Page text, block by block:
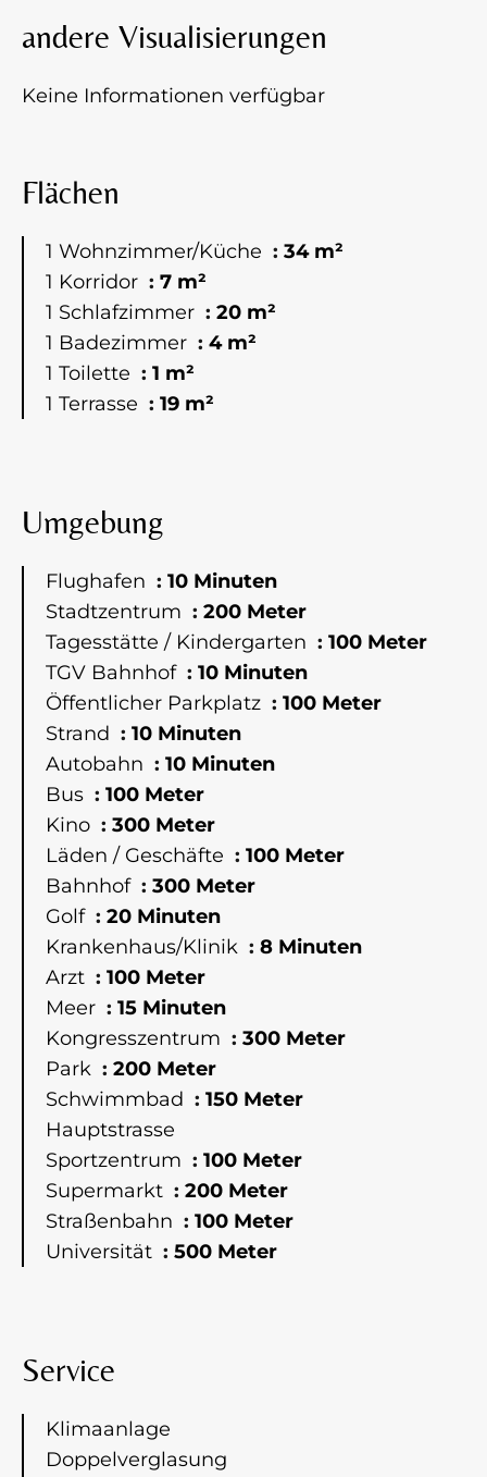
andere Visualisierungen
Keine Informationen verfügbar
Flächen
1 Wohnzimmer/Küche
34 m²
1 Korridor
7 m²
1 Schlafzimmer
20 m²
1 Badezimmer
4 m²
1 Toilette
1 m²
1 Terrasse
19 m²
Umgebung
Flughafen
10 Minuten
Stadtzentrum
200 Meter
Tagesstätte / Kindergarten
100 Meter
TGV Bahnhof
10 Minuten
Öffentlicher Parkplatz
100 Meter
Strand
10 Minuten
Autobahn
10 Minuten
Bus
100 Meter
Kino
300 Meter
Läden / Geschäfte
100 Meter
Bahnhof
300 Meter
Golf
20 Minuten
Krankenhaus/Klinik
8 Minuten
Arzt
100 Meter
Meer
15 Minuten
Kongresszentrum
300 Meter
Park
200 Meter
Schwimmbad
150 Meter
Hauptstrasse
Sportzentrum
100 Meter
Supermarkt
200 Meter
Straßenbahn
100 Meter
Universität
500 Meter
Service
Klimaanlage
Doppelverglasung